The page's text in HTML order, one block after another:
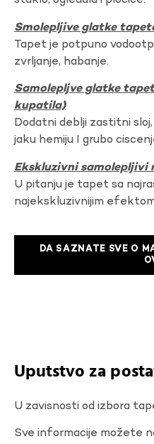
Smolepljive glatke
Tapet je potpuno
zvrljanje, habanje.
Samolepljve glatke
kupatila)
Dodatni deblji zastitni
jaku hemiju I grubo
Ekskluzivni samolepljivi
U pitanju je tapet sa
najekskluzivnijim
DA SAZNATE SVE O
Uputstvo za
U zavisnosti od izbora
Sve informacije možete